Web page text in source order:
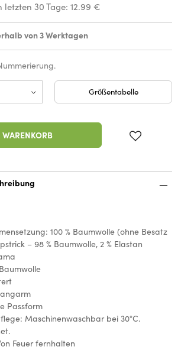
letzten 30 Tage: 12.99 €
von 3 Werktagen
Größentabelle
WARENKORB
100 % Baumwolle (ohne Besatz
– 98 % Baumwolle, 2 % Elastan
Passform
Maschinenwaschbar bei 30°C.
Feuer fernhalten